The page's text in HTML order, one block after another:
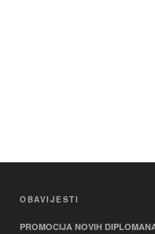
OBAVIJESTI
PROMOCIJA NOVIH